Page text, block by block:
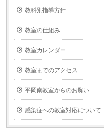
教科別指導方針
教室の仕組み
教室カレンダー
教室までのアクセス
平岡南教室からのお願い
感染症への教室対応について